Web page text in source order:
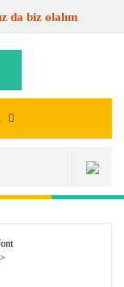
da biz olalım